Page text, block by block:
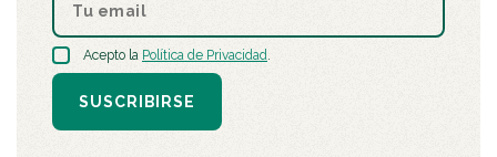
Acepto la Política de Privacidad.
SUSCRIBIRSE